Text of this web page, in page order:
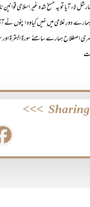
لاء آیا تو یہ مسخ شدہ غیر اسلامی
دورِ غلامی میں نہیں کیاوہ اپنوں نے
اصطلاح ہمارے سامنے سورۃ البقرۃ
>>>